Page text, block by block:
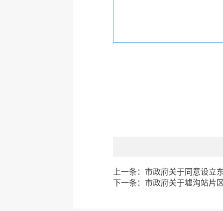
上一条： 市政府关于同意设立
下一条： 市政府关于墟沟站片